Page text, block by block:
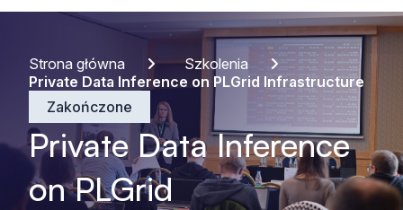
Strona główna
Szkolenia
Private Data Inference on PLGrid Infrastructure
Zakończone
Private Data Inference
on PLGrid